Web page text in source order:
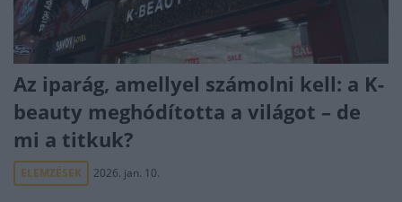
Az iparág, amellyel számolni kell: a K-
beauty meghódította a világot – de
mi a titkuk?
ELEMZÉSEK 2026. jan. 10.